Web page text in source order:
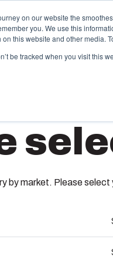
on our website the
you. We use this
this website and other media.
be tracked when you visit this
TarjoamaKumppanit
ja -ratkaisuja
tarpeisiin
& tuotanto
by market. Please